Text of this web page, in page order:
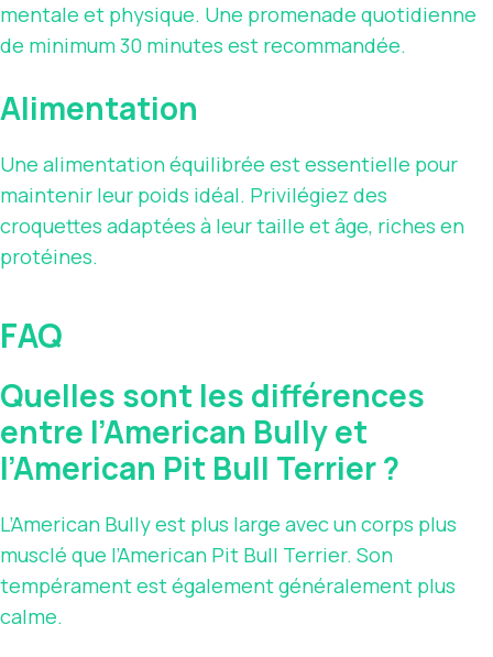
mentale et physique. Une promenade quotidienne
de minimum 30 minutes est recommandée.
Alimentation
Une alimentation équilibrée est essentielle pour
maintenir leur poids idéal. Privilégiez des
croquettes adaptées à leur taille et âge, riches en
protéines.
FAQ
Quelles sont les différences
entre l’American Bully et
l’American Pit Bull Terrier ?
L’American Bully est plus large avec un corps plus
musclé que l’American Pit Bull Terrier. Son
tempérament est également généralement plus
calme.